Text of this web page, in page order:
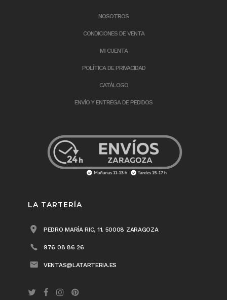
NOSOTROS
CONDICIONES DE VENTA
MI CUENTA
POLÍTICA DE PRIVACIDAD
CATÁLOGO
ENVÍO Y ENTREGA DE PEDIDOS
LA TARTERÍA
PEDRO MARÍA RIC, 11. 50008 ZARAGOZA
976 08 86 26
VENTAS@LATARTERIA.ES